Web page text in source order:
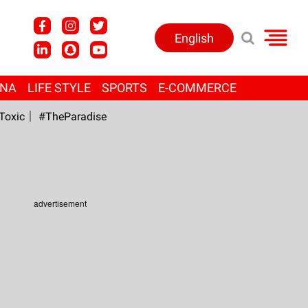
English
LIFE STYLE SPORTS E-COMMERCE
#TheParadise
advertisement